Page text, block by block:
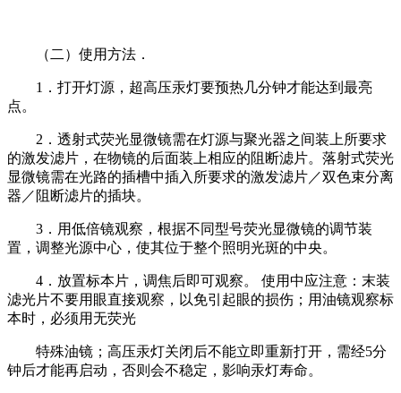
（二）使用方法．
1．打开灯源，超高压汞灯要预热几分钟才能达到最亮
点。
2．透射式荧光显微镜需在灯源与聚光器之间装上所要求
的激发滤片，在物镜的后面装上相应的阻断滤片。落射式荧光
显微镜需在光路的插槽中插入所要求的激发滤片／双色束分离
器／阻断滤片的插块。
3．用低倍镜观察，根据不同型号荧光显微镜的调节装
置，调整光源中心，使其位于整个照明光斑的中央。
4．放置标本片，调焦后即可观察。 使用中应注意：末装
滤光片不要用眼直接观察，以免引起眼的损伤；用油镜观察标
本时，必须用无荧光
特殊油镜；高压汞灯关闭后不能立即重新打开，需经5分
钟后才能再启动，否则会不稳定，影响汞灯寿命。